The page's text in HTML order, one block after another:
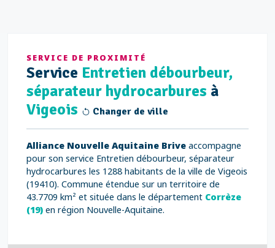
SERVICE DE PROXIMITÉ
Service Entretien débourbeur,
séparateur hydrocarbures à
Vigeois
Changer de ville
Alliance Nouvelle Aquitaine Brive accompagne
pour son service Entretien débourbeur, séparateur
hydrocarbures les 1288 habitants de la ville de Vigeois
(19410). Commune étendue sur un territoire de
43.7709 km² et située dans le département Corrèze
(19) en région Nouvelle-Aquitaine.